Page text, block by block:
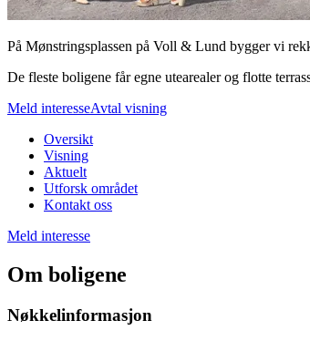
På Mønstringsplassen på Voll & Lund bygger vi
De fleste boligene får egne utearealer og flotte
Meld interesseAvtal visning
Oversikt
Visning
Aktuelt
Utforsk området
Kontakt oss
Meld interesse
Om boligene
Nøkkelinformasjon